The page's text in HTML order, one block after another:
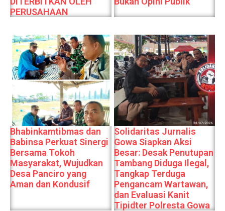
PERUSAHAAN
Bhabinkamtibmas dan
Babinsa Perkuat Sinergi
Bersama Tokoh
Masyarakat, Wujudkan
Desa Panciro yang
Aman dan Kondusif
Solidaritas Jurnalis
Gowa Siapkan Aksi
Besar: Desak Penutupan
Tambang Diduga Ilegal,
Tangkap Terduga
Pengancam Wartawan,
dan Evaluasi Kanit
Tipidter Polresta Gowa